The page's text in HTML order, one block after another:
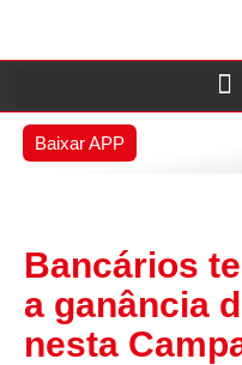
Baixar APP
Bancários
a ganância
nesta